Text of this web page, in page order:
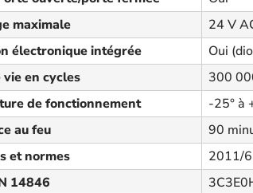
maximale
24 V
électronique intégrée
Oui
vie en cycles
300
de fonctionnement
-25° à
au feu
90
et normes
2011/
14846